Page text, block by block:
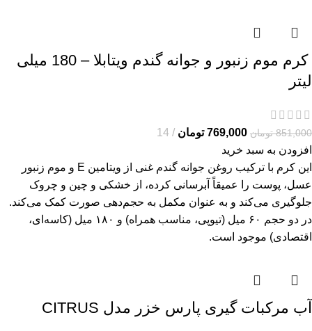
کرم موم زنبور و جوانه گندم ویتابلا – 180 میلی
لیتر
851,000 تومان 769,000 تومان
14
افزودن به سبد خرید
این کرم با ترکیب روغن جوانه گندم غنی از ویتامین E و موم زنبور
عسل، پوست را عمیقاً آبرسانی کرده، از خشکی و چین و چروک
جلوگیری می‌کند و به عنوان مکمل به حجم‌دهی صورت کمک می‌کند.
در دو حجم ۶۰ میل (تیوپی، مناسب همراه) و ۱۸۰ میل (کاسه‌ای،
اقتصادی) موجود است.
آب مرکبات گیری پارس خزر مدل CITRUS